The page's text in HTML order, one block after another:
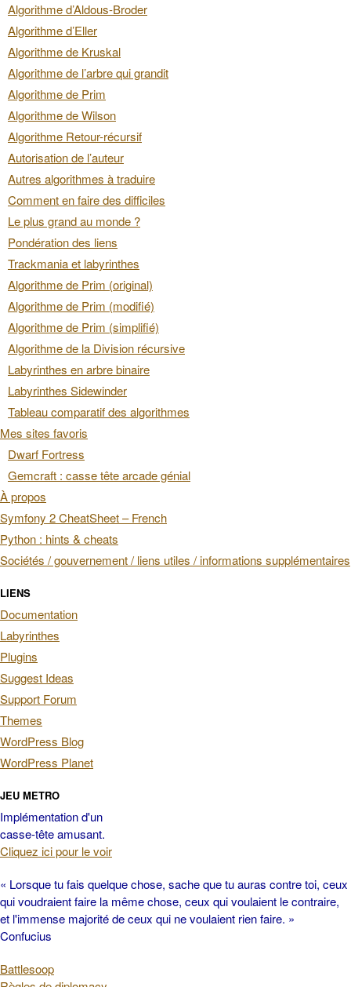
Algorithme d’Aldous-Broder
Algorithme d’Eller
Algorithme de Kruskal
Algorithme de l’arbre qui grandit
Algorithme de Prim
Algorithme de Wilson
Algorithme Retour-récursif
Autorisation de l’auteur
Autres algorithmes à traduire
Comment en faire des difficiles
Le plus grand au monde ?
Pondération des liens
Trackmania et labyrinthes
Algorithme de Prim (original)
Algorithme de Prim (modifié)
Algorithme de Prim (simplifié)
Algorithme de la Division récursive
Labyrinthes en arbre binaire
Labyrinthes Sidewinder
Tableau comparatif des algorithmes
Mes sites favoris
Dwarf Fortress
Gemcraft : casse tête arcade génial
À propos
Symfony 2 CheatSheet – French
Python : hints & cheats
Sociétés / gouvernement / liens utiles / informations supplémentaires
LIENS
Documentation
Labyrinthes
Plugins
Suggest Ideas
Support Forum
Themes
WordPress Blog
WordPress Planet
JEU METRO
Implémentation d'un
casse-tête amusant.
Cliquez ici pour le voir
« Lorsque tu fais quelque chose, sache que tu auras contre toi, ceux
qui voudraient faire la même chose, ceux qui voulaient le contraire,
et l'immense majorité de ceux qui ne voulaient rien faire. »
Confucius
Battlesoop